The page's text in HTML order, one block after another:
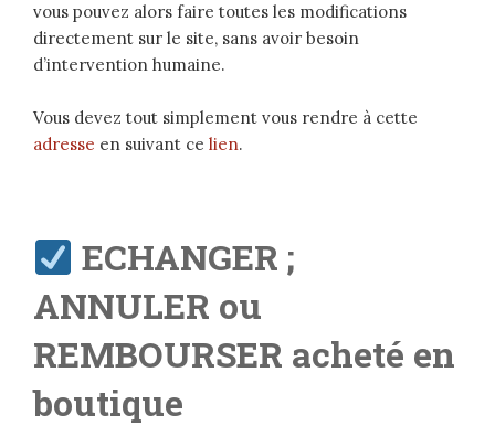
vous pouvez alors faire toutes les modifications
directement sur le site, sans avoir besoin
d’intervention humaine.
Vous devez tout simplement vous rendre à cette
adresse en suivant ce lien.
ECHANGER ;
ANNULER ou
REMBOURSER acheté en
boutique